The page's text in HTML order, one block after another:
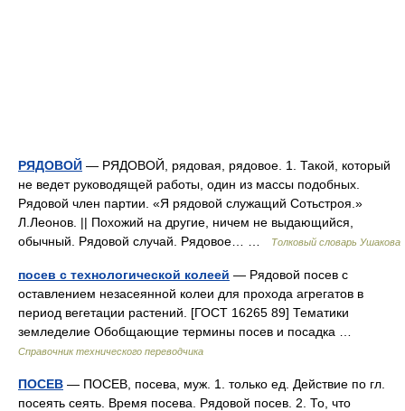
РЯДОВОЙ — РЯДОВОЙ, рядовая, рядовое. 1. Такой, который
не ведет руководящей работы, один из массы подобных.
Рядовой член партии. «Я рядовой служащий Сотьстроя.»
Л.Леонов. || Похожий на другие, ничем не выдающийся,
обычный. Рядовой случай. Рядовое… …
Толковый словарь Ушакова
посев с технологической колеей — Рядовой посев с
оставлением незасеянной колеи для прохода агрегатов в
период вегетации растений. [ГОСТ 16265 89] Тематики
земледелие Обобщающие термины посев и посадка …
Справочник технического переводчика
ПОСЕВ — ПОСЕВ, посева, муж. 1. только ед. Действие по гл.
посеять сеять. Время посева. Рядовой посев. 2. То, что